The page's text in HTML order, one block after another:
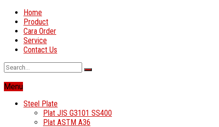
Home
Product
Cara Order
Service
Contact Us
Menu
Steel Plate
Plat JIS G3101 SS400
Plat ASTM A36